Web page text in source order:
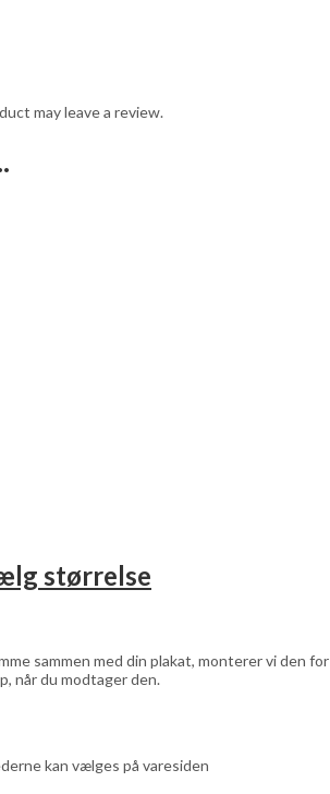
may leave a review.
størrelse
sammen med din plakat, monterer vi den
når du modtager den.
kan vælges på varesiden